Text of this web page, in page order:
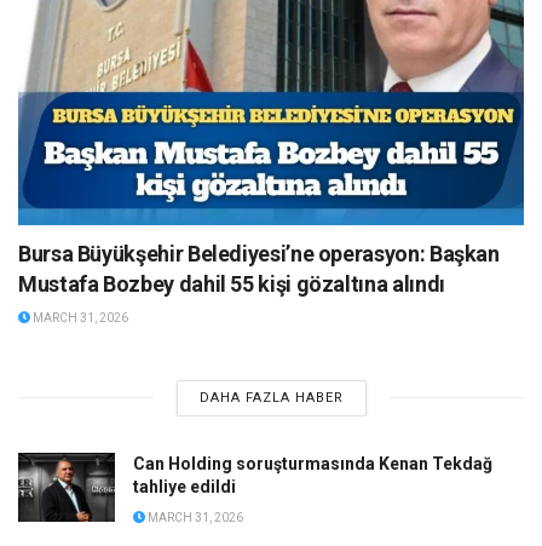
Bursa Büyükşehir Belediyesi’ne operasyon: Başkan
Mustafa Bozbey dahil 55 kişi gözaltına alındı
MARCH 31, 2026
DAHA FAZLA HABER
Can Holding soruşturmasında Kenan Tekdağ
tahliye edildi
MARCH 31, 2026